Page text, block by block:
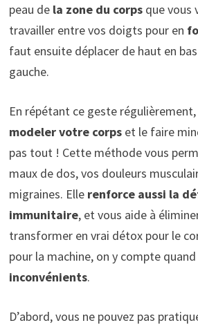
peau dela zone du corpsque vous
travailler entre vos doigts pour en
faut ensuite déplacer de haut en
gauche.
En répétant ce geste
modeler votre corpset le faire
pas tout ! Cette méthode vous
maux de dos, vos douleurs
migraines. Ellerenforce aussi la
immunitaire, et vous aide à
transformer en vrai détox pour le
pour la machine, on y compte
inconvénients.
D’abord, vous ne pouvez pas